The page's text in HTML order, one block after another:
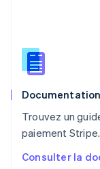
Trouvez un
paiement Stripe.
Consulter la
English
Roumanie
Royaume-Uni
Singapour
English 简体中文
English